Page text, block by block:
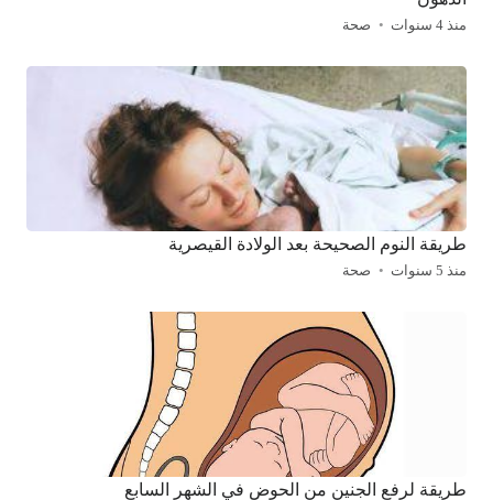
منذ 4 سنوات صحة
طريقة النوم الصحيحة بعد الولادة القيصرية
منذ 5 سنوات صحة
طريقة لرفع الجنين من الحوض في الشهر السابع